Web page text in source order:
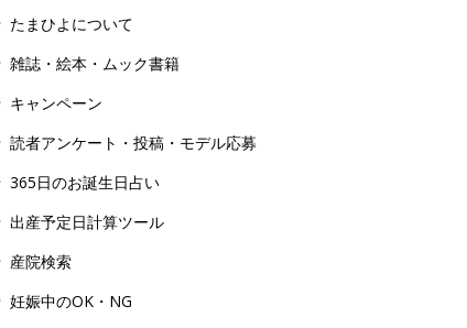
たまひよについて
雑誌・絵本・ムック書籍
キャンペーン
読者アンケート・投稿・モデル応募
365日のお誕生日占い
出産予定日計算ツール
産院検索
妊娠中のOK・NG